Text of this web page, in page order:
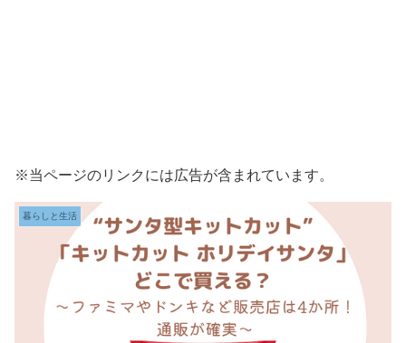
※当ページのリンクには広告が含まれています。
暮らしと生活